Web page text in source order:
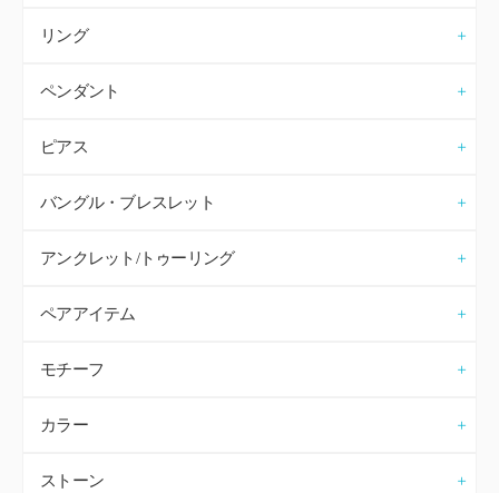
リング
ペンダント
ピアス
バングル・ブレスレット
アンクレット/トゥーリング
ペアアイテム
モチーフ
カラー
ストーン